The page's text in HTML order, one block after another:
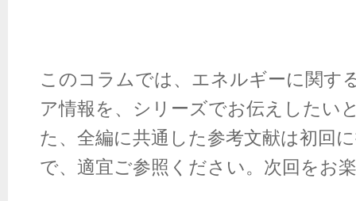
このコラムでは、エネルギーに関す
ア情報を、シリーズでお伝えしたい
た、全編に共通した参考文献は初回
で、適宜ご参照ください。次回をお